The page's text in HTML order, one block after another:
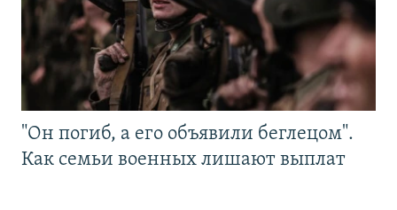
"Он погиб, а его объявили беглецом".
Как семьи военных лишают выплат